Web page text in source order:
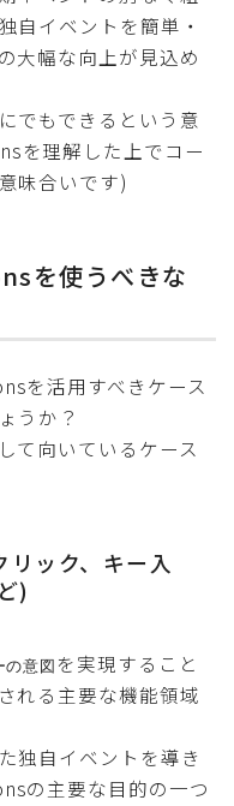
自イベントを簡単・
大幅な向上が見込め
でもできるという意
を理解した上でコー
味合いです)
を使うべきな
を活用すべきケース
うか？
て向いているケース
ック、キー入
)
の意図 を実現すること
れる主要な機能領域
独自イベントを導き
の主要な目的の一つ